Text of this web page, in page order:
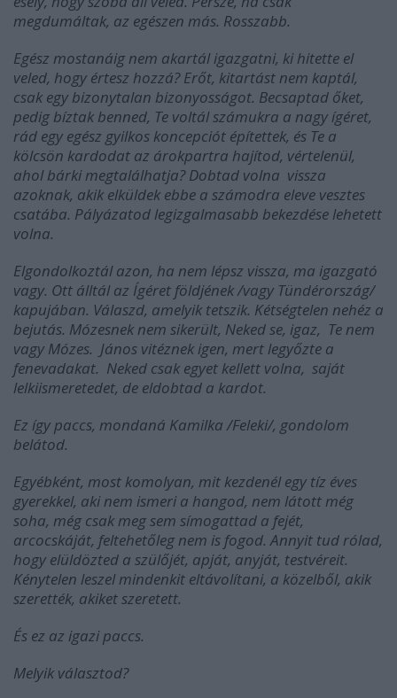
megdumáltak, az egészen más. Rosszabb.
Egész mostanáig nem akartál igazgatni, ki hitette el
veled, hogy értesz hozzá? Erőt, kitartást nem kaptál,
csak egy bizonytalan bizonyosságot. Becsaptad őket,
pedig bíztak benned, Te voltál számukra a nagy ígéret,
rád egy egész gyilkos koncepciót építettek, és Te a
kölcsön kardodat az árokpartra hajítod, vértelenül,
ahol bárki megtalálhatja? Dobtad volna vissza
azoknak, akik elküldek ebbe a számodra eleve vesztes
csatába. Pályázatod legizgalmasabb bekezdése lehetett
volna.
Elgondolkoztál azon, ha nem lépsz vissza, ma igazgató
vagy. Ott álltál az Ígéret földjének /vagy Tündérország/
kapujában. Válaszd, amelyik tetszik. Kétségtelen nehéz a
bejutás. Mózesnek nem sikerült, Neked se, igaz, Te nem
vagy Mózes. János vitéznek igen, mert legyőzte a
fenevadakat. Neked csak egyet kellett volna, saját
lelkiismeretedet, de eldobtad a kardot.
Ez így paccs, mondaná Kamilka /Feleki/, gondolom
belátod.
Egyébként, most komolyan, mit kezdenél egy tíz éves
gyerekkel, aki nem ismeri a hangod, nem látott még
soha, még csak meg sem símogattad a fejét,
arcocskáját, feltehetőleg nem is fogod. Annyit tud rólad,
hogy elüldözted a szülőjét, apját, anyját, testvéreit.
Kénytelen leszel mindenkit eltávolítani, a közelből, akik
szerették, akiket szeretett.
És ez az igazi paccs.
Melyik választod?